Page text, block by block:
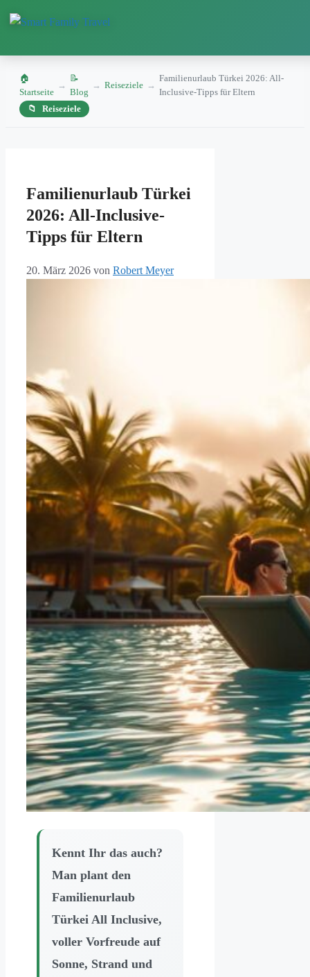
🏠
Startseite
→
📝
Blog
→ Reiseziele →
Familienurlaub Türkei 2026: All-
Inclusive-Tipps für Eltern
Reiseziele
springenFamilienurlaub Türkei
2026: All-Inclusive-
Tipps für Eltern
20. März 2026 von Robert Meyer
Kennt Ihr das auch?
Man plant den
Familienurlaub
Türkei All Inclusive,
voller Vorfreude auf
Sonne, Strand und